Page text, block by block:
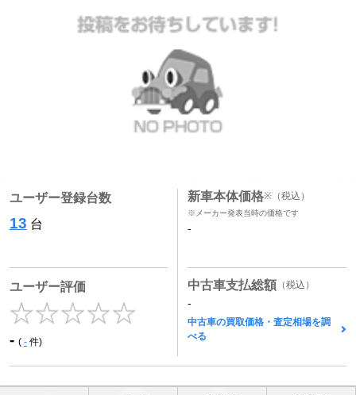
ユーザー登録台数
13 台
ユーザー評価
- ( - 件)
新車本体価格※ （税込）
※メーカー発表当時の価格です
-
中古車支払総額 （税込）
-
中古車の買取価格・査定相場を調
べる